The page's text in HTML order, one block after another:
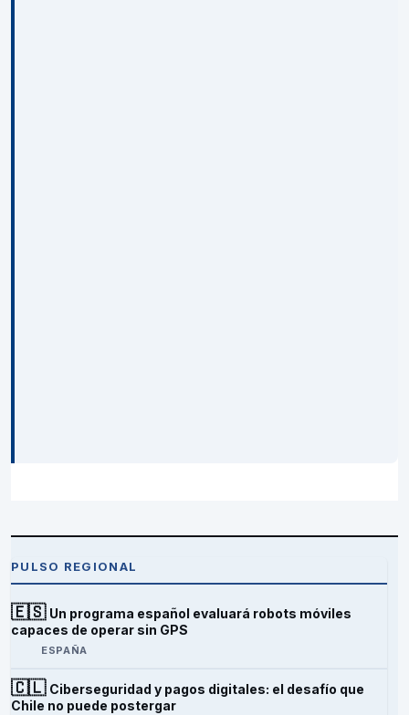
PULSO REGIONAL
🇪🇸 Un programa español evaluará robots móviles
capaces de operar sin GPS
ESPAÑA
🇨🇱 Ciberseguridad y pagos digitales: el desafío que
Chile no puede postergar